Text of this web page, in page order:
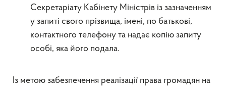
Секретаріату Кабінету Міністрів із зазначенням
у запиті свого прізвища, імені, по батькові,
контактного телефону та надає копію запиту
особі, яка його подала.
Із метою забезпечення реалізації права громадян на